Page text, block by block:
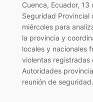
Cuenca, Ecuador,
Seguridad Provincial
miércoles para
la provincia y
locales y nacionales
violentas registradas
Autoridades
reunión de